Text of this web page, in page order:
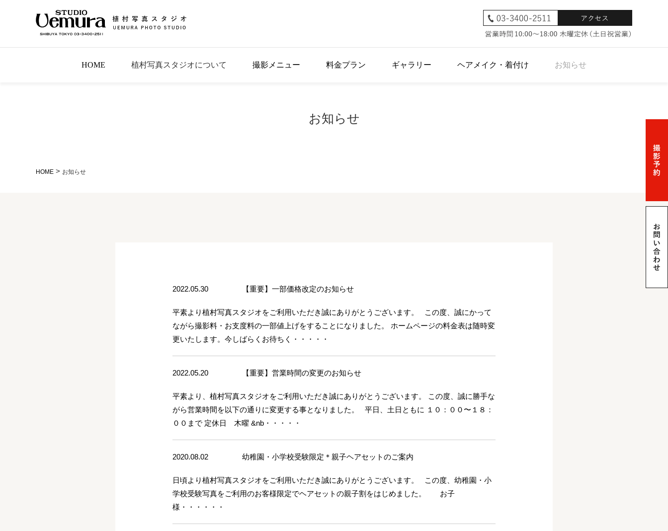
HOME 植村写真スタジオについて 撮影メニュー 料金プラン ギャラリー ヘアメイク・着付け お知らせ
お知らせ
HOME > お知らせ
2022.05.30 【重要】一部価格改定のお知らせ
平素より植村写真スタジオをご利用いただき誠にありがとうございます。 この度、誠にかって
ながら撮影料・お支度料の一部値上げをすることになりました。 ホームページの料金表は随時変
更いたします。今しばらくお待ちく・・・・・
2022.05.20 【重要】営業時間の変更のお知らせ
平素より、植村写真スタジオをご利用いただき誠にありがとうございます。 この度、誠に勝手な
がら営業時間を以下の通りに変更する事となりました。 平日、土日ともに １０：００〜１８：
００まで 定休日 木曜 &nb・・・・・
2020.08.02 幼稚園・小学校受験限定＊親子ヘアセットのご案内
日頃より植村写真スタジオをご利用いただき誠にありがとうございます。 この度、幼稚園・小
学校受験写真をご利用のお客様限定でヘアセットの親子割をはじめました。 お子
様・・・・・・